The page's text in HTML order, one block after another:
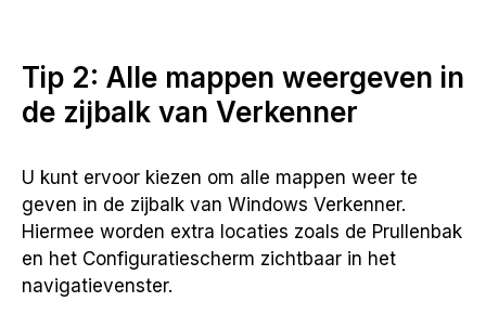
Tip 2: Alle mappen weergeven in
de zijbalk van Verkenner
U kunt ervoor kiezen om alle mappen weer te
geven in de zijbalk van Windows Verkenner.
Hiermee worden extra locaties zoals de Prullenbak
en het Configuratiescherm zichtbaar in het
navigatievenster.